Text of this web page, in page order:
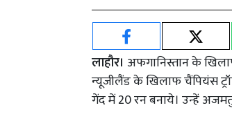
लाहौर। अफगानिस्तान के
न्यूजीलैंड के खिलाफ चैंपियंस
गेंद में 20 रन बनाये। उन्हें